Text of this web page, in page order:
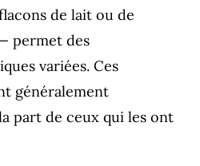
de lait ou de
permet des
variées. Ces
généralement
part de ceux qui les ont